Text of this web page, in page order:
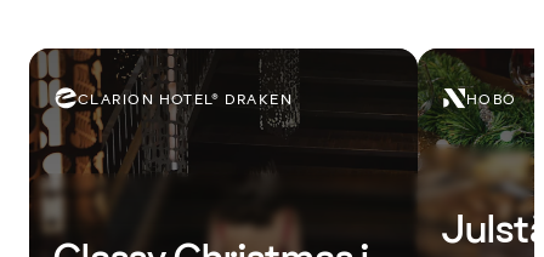
CLARION HOTEL® DRAKEN HOBO